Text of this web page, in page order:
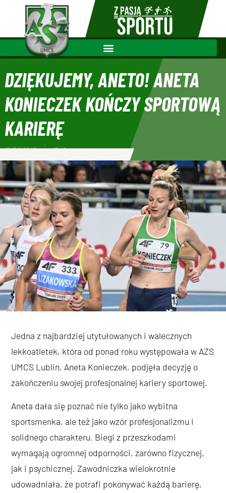
DZIĘKUJEMY, ANETO! ANETA
KONIECZEK KOŃCZY SPORTOWĄ
KARIERĘ
15/06/2026 15:41
Jedna z najbardziej utytułowanych i walecznych
lekkoatletek, która od ponad roku występowała w AZS
UMCS Lublin, Aneta Konieczek, podjęła decyzję o
zakończeniu swojej profesjonalnej kariery sportowej.
Aneta dała się poznać nie tylko jako wybitna
sportsmenka, ale też jako wzór profesjonalizmu i
solidnego charakteru. Biegi z przeszkodami
wymagają ogromnej odporności, zarówno fizycznej,
jak i psychicznej. Zawodniczka wielokrotnie
udowadniała, że potrafi pokonywać każdą barierę,